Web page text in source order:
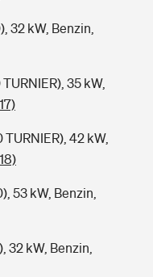
32 kW, Benzin,
35 kW,
42 kW,
53 kW, Benzin,
32 kW, Benzin,